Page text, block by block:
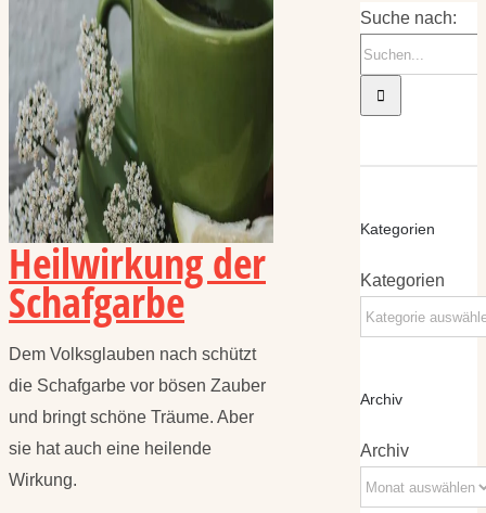
Heilwirkung der
Schafgarbe
Dem Volksglauben nach schützt
die Schafgarbe vor bösen Zauber
und bringt schöne Träume. Aber
sie hat auch eine heilende
Wirkung.
Suche nach:
Kategorien
Kategorien
Archiv
Archiv